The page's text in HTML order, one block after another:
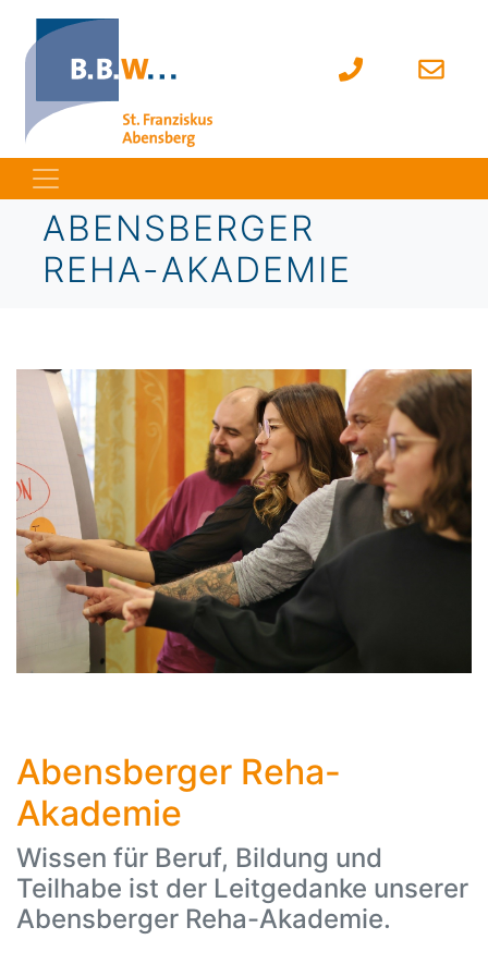
ABENSBERGER
REHA-AKADEMIE
Abensberger Reha-
Akademie
Wissen für Beruf, Bildung und
Teilhabe ist der Leitgedanke unserer
Abensberger Reha-Akademie.